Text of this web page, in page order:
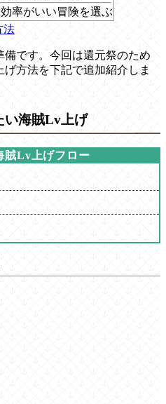
率がいい冒険を選ぶ
法
備です。今回は還元祭のため
方法を下記で追加紹介しま
い海賊Lv上げ
賊Lv上げフロー